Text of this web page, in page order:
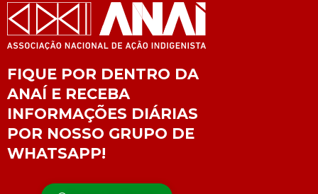
FIQUE POR DENTRO DA
ANAÍ E RECEBA
INFORMAÇÕES DIÁRIAS
POR NOSSO GRUPO DE
WHATSAPP!